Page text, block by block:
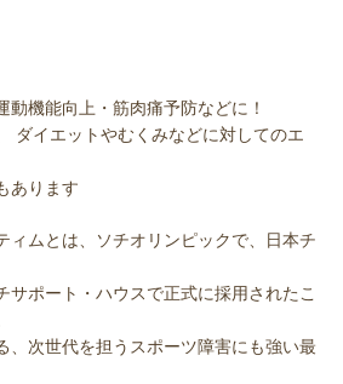
動機能向上・筋肉痛予防などに！
ダイエットやむくみなどに対してのエ
あります
ィムとは、ソチオリンピックで、日本チ
サポート・ハウスで正式に採用されたこ
、次世代を担うスポーツ障害にも強い最